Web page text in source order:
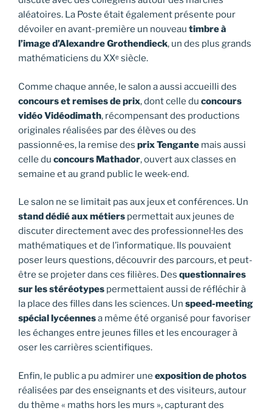
aléatoires. La Poste était également présente pour
dévoiler en avant-première un nouveau timbre à
l’image d’Alexandre Grothendieck, un des plus grands
mathématiciens du XXᵉ siècle.
Comme chaque année, le salon a aussi accueilli des
concours et remises de prix, dont celle du concours
vidéo Vidéodimath, récompensant des productions
originales réalisées par des élèves ou des
passionné·es, la remise des prix Tengante mais aussi
celle du concours Mathador, ouvert aux classes en
semaine et au grand public le week-end.
Le salon ne se limitait pas aux jeux et conférences. Un
stand dédié aux métiers permettait aux jeunes de
discuter directement avec des professionnel·les des
mathématiques et de l’informatique. Ils pouvaient
poser leurs questions, découvrir des parcours, et peut-
être se projeter dans ces filières. Des questionnaires
sur les stéréotypes permettaient aussi de réfléchir à
la place des filles dans les sciences. Un speed-meeting
spécial lycéennesa même été organisé pour favoriser
les échanges entre jeunes filles et les encourager à
oser les carrières scientifiques.
Enfin, le public a pu admirer une exposition de photos
réalisées par des enseignants et des visiteurs, autour
du thème « maths hors les murs », capturant des